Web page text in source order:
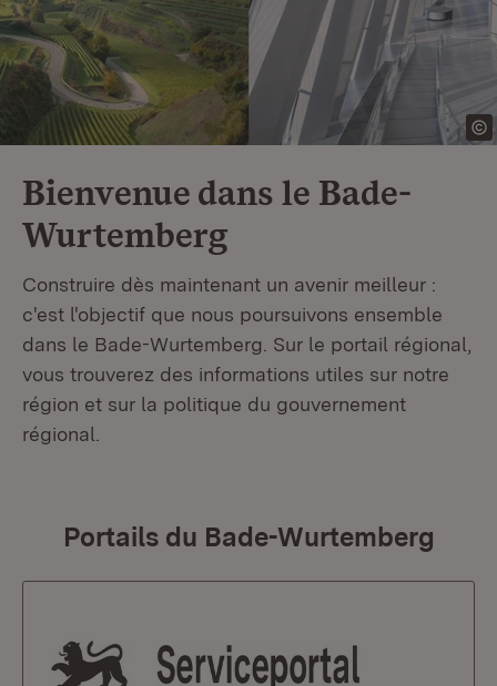
Bienvenue dans le Bade-
Wurtemberg
Construire dès maintenant un avenir meilleur :
c'est l'objectif que nous poursuivons ensemble
dans le Bade-Wurtemberg. Sur le portail régional,
vous trouverez des informations utiles sur notre
région et sur la politique du gouvernement
régional.
Portails du Bade-Wurtemberg